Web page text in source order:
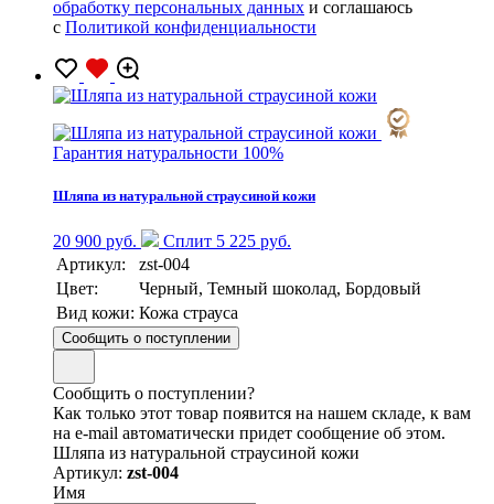
обработку персональных данных и соглашаюсь
с Политикой конфиденциальности
Гарантия натуральности 100%
Шляпа из натуральной страусиной кожи
20 900 руб.
Сплит 5 225 руб.
Артикул:
zst-004
Цвет:
Черный, Темный шоколад, Бордовый
Вид кожи: Кожа страуса
Сообщить о поступлении
Сообщить о поступлении?
Как только этот товар появится на нашем складе, к вам
на e-mail автоматически придет сообщение об этом.
Шляпа из натуральной страусиной кожи
Артикул: zst-004
Имя